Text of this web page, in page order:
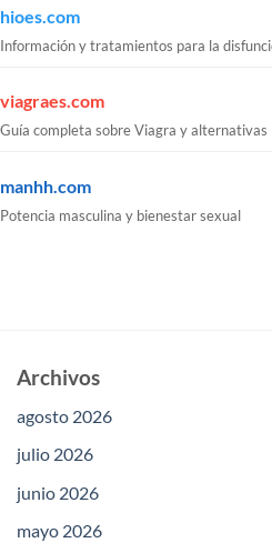
hioes.com
Información y tratamientos para la
viagraes.com
Guía completa sobre Viagra y alternativas
manhh.com
Potencia masculina y bienestar sexual
Archivos
agosto 2026
julio 2026
junio 2026
mayo 2026